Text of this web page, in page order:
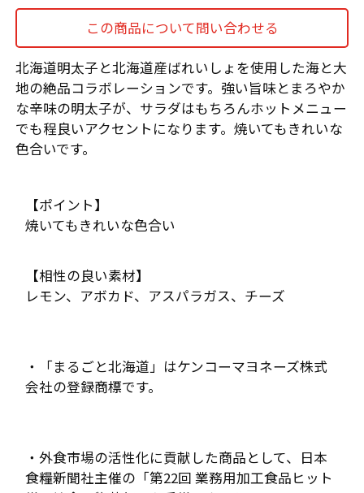
この商品について問い合わせる
北海道明太子と北海道産ばれいしょを使用した海と大
地の絶品コラボレーションです。強い旨味とまろやか
な辛味の明太子が、サラダはもちろんホットメニュー
でも程良いアクセントになります。焼いてもきれいな
色合いです。
【ポイント】
焼いてもきれいな色合い
【相性の良い素材】
レモン、アボカド、アスパラガス、チーズ
・「まるごと北海道」はケンコーマヨネーズ株式
会社の登録商標です。
・外食市場の活性化に貢献した商品として、日本
食糧新聞社主催の「第22回 業務用加工食品ヒット